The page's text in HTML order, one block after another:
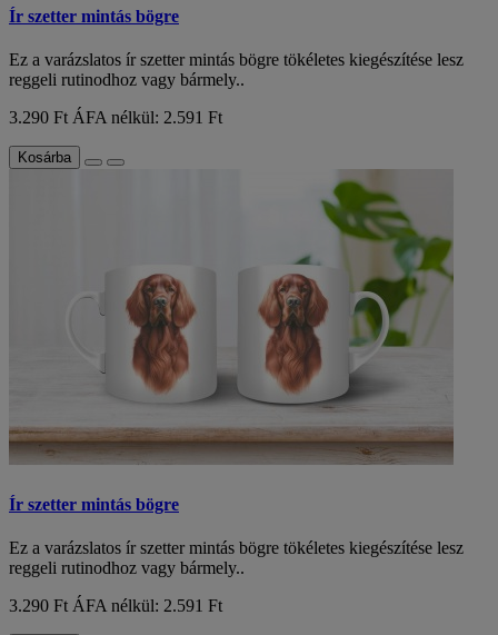
Ír szetter mintás bögre
Ez a varázslatos ír szetter mintás bögre tökéletes kiegészítése lesz
reggeli rutinodhoz vagy bármely..
3.290 FtÁFA nélkül: 2.591 Ft
Kosárba
Ír szetter mintás bögre
Ez a varázslatos ír szetter mintás bögre tökéletes kiegészítése lesz
reggeli rutinodhoz vagy bármely..
3.290 Ft ÁFA nélkül: 2.591 Ft